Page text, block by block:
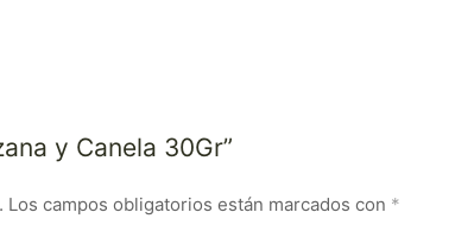
y Canela 30Gr”
Los campos obligatorios están marcados con *